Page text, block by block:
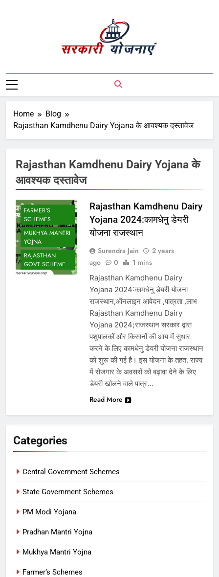
Sarkari Yojnaye
सरकारी योजनाएं | Central Government
Schemes | State Government Schemes |
PM Modi Schemes | Place To Find All The
Central And State Government Schemes
Home
Blog
Rajasthan Kamdhenu Dairy Yojana के आवश्यक दस्तावेज
Rajasthan Kamdhenu Dairy Yojana के
आवश्यक दस्तावेज
FARMER'S
SCHEMES
MUKHYA MANTRI
YOJNA
RAJASTHAN
GOVT SCHEME
Rajasthan Kamdhenu Dairy
Yojana 2024:कामधेनु डेयरी
योजना राजस्थान
Surendra Jain
2 years
ago
0 1 mins
Rajasthan Kamdhenu Dairy
Yojana 2024:कामधेनु डेयरी योजना
राजस्थान,ऑनलाइन आवेदन ,पात्रता ,लाभ
Rajasthan Kamdhenu Dairy
Yojana 2024;राजस्थान सरकार द्वारा
पशुपालकों और किसानों की आय में सुधार
करने के लिए कामधेनु डेयरी योजना राजस्थान
को शुरू की गई है। इस योजना के तहत, राज्य
में रोजगार के अवसरों को बढ़ावा देने के लिए
डेयरी खोलने वाले पात्र…
Read More
Categories
Central Government Schemes
State Government Schemes
PM Modi Yojana
Pradhan Mantri Yojna
Mukhya Mantri Yojna
Farmer’s Schemes